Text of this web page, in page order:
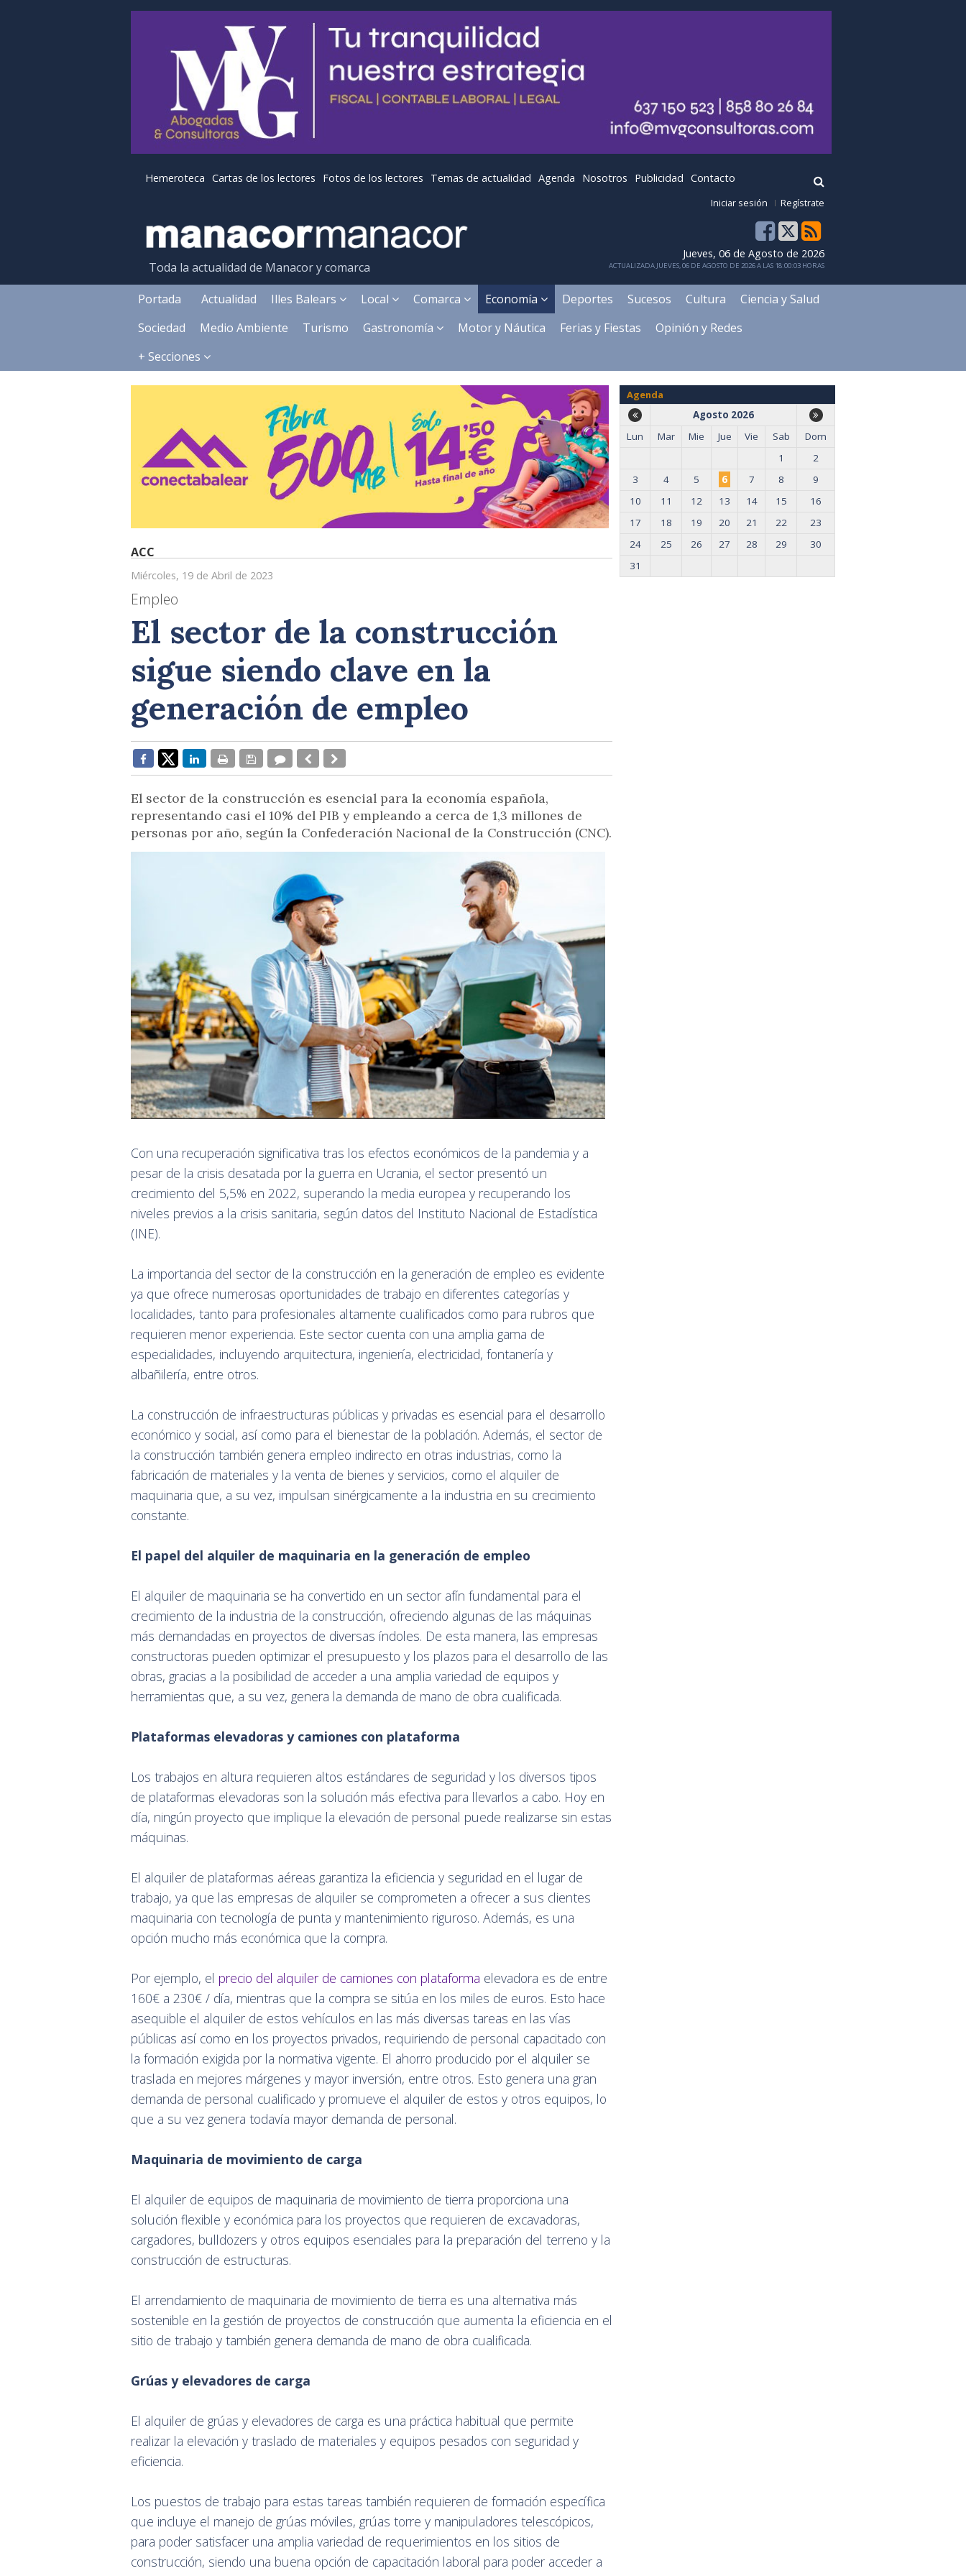
Hemeroteca Cartas de los lectores Fotos de los lectores Temas de actualidad Agenda Nosotros Publicidad Contacto
Iniciar sesión Regístrate
Toda la actualidad de Manacor y comarca
Jueves, 06 de Agosto de 2026
ACTUALIZADA JUEVES, 06 DE AGOSTO DE 2026 A LAS 18:00:03 HORAS
Portada Actualidad Illes Balears Local Comarca Economía Deportes Sucesos Cultura
Ciencia y Salud
Sociedad
Medio Ambiente Turismo Gastronomía Motor y Náutica Ferias y Fiestas
Opinión y Redes
+ Secciones
ACC
Miércoles, 19 de Abril de 2023
Empleo
El sector de la construcción
sigue siendo clave en la
generación de empleo
El sector de la construcción es esencial para la economía española,
representando casi el 10% del PIB y empleando a cerca de 1,3 millones de
personas por año, según la Confederación Nacional de la Construcción (CNC).
Con una recuperación significativa tras los efectos económicos de la pandemia y a
pesar de la crisis desatada por la guerra en Ucrania, el sector presentó un
crecimiento del 5,5% en 2022, superando la media europea y recuperando los
niveles previos a la crisis sanitaria, según datos del Instituto Nacional de Estadística
(INE).
La importancia del sector de la construcción en la generación de empleo es evidente
ya que ofrece numerosas oportunidades de trabajo en diferentes categorías y
localidades, tanto para profesionales altamente cualificados como para rubros que
requieren menor experiencia. Este sector cuenta con una amplia gama de
especialidades, incluyendo arquitectura, ingeniería, electricidad, fontanería y
albañilería, entre otros.
La construcción de infraestructuras públicas y privadas es esencial para el desarrollo
económico y social, así como para el bienestar de la población. Además, el sector de
la construcción también genera empleo indirecto en otras industrias, como la
fabricación de materiales y la venta de bienes y servicios, como el alquiler de
maquinaria que, a su vez, impulsan sinérgicamente a la industria en su crecimiento
constante.
El papel del alquiler de maquinaria en la generación de empleo
El alquiler de maquinaria se ha convertido en un sector afín fundamental para el
crecimiento de la industria de la construcción, ofreciendo algunas de las máquinas
más demandadas en proyectos de diversas índoles. De esta manera, las empresas
constructoras pueden optimizar el presupuesto y los plazos para el desarrollo de las
obras, gracias a la posibilidad de acceder a una amplia variedad de equipos y
herramientas que, a su vez, genera la demanda de mano de obra cualificada.
Plataformas elevadoras y camiones con plataforma
Los trabajos en altura requieren altos estándares de seguridad y los diversos tipos
de plataformas elevadoras son la solución más efectiva para llevarlos a cabo. Hoy en
día, ningún proyecto que implique la elevación de personal puede realizarse sin estas
máquinas.
El alquiler de plataformas aéreas garantiza la eficiencia y seguridad en el lugar de
trabajo, ya que las empresas de alquiler se comprometen a ofrecer a sus clientes
maquinaria con tecnología de punta y mantenimiento riguroso. Además, es una
opción mucho más económica que la compra.
Por ejemplo, el precio del alquiler de camiones con plataforma elevadora es de entre
160€ a 230€ / día, mientras que la compra se sitúa en los miles de euros. Esto hace
asequible el alquiler de estos vehículos en las más diversas tareas en las vías
públicas así como en los proyectos privados, requiriendo de personal capacitado con
la formación exigida por la normativa vigente. El ahorro producido por el alquiler se
traslada en mejores márgenes y mayor inversión, entre otros. Esto genera una gran
demanda de personal cualificado y promueve el alquiler de estos y otros equipos, lo
que a su vez genera todavía mayor demanda de personal.
Maquinaria de movimiento de carga
El alquiler de equipos de maquinaria de movimiento de tierra proporciona una
solución flexible y económica para los proyectos que requieren de excavadoras,
cargadores, bulldozers y otros equipos esenciales para la preparación del terreno y la
construcción de estructuras.
El arrendamiento de maquinaria de movimiento de tierra es una alternativa más
sostenible en la gestión de proyectos de construcción que aumenta la eficiencia en el
sitio de trabajo y también genera demanda de mano de obra cualificada.
Grúas y elevadores de carga
El alquiler de grúas y elevadores de carga es una práctica habitual que permite
realizar la elevación y traslado de materiales y equipos pesados con seguridad y
eficiencia.
Los puestos de trabajo para estas tareas también requieren de formación específica
que incluye el manejo de grúas móviles, grúas torre y manipuladores telescópicos,
para poder satisfacer una amplia variedad de requerimientos en los sitios de
construcción, siendo una buena opción de capacitación laboral para poder acceder a
Agenda
Agosto 2026
Lun
Mar Mie Jue Vie Sab
Dom
1
2
3
4 5 6 7 8
9
10
11 12 13 14 15
16
17
18 19 20 21 22
23
24
25 26 27 28 29
30
31